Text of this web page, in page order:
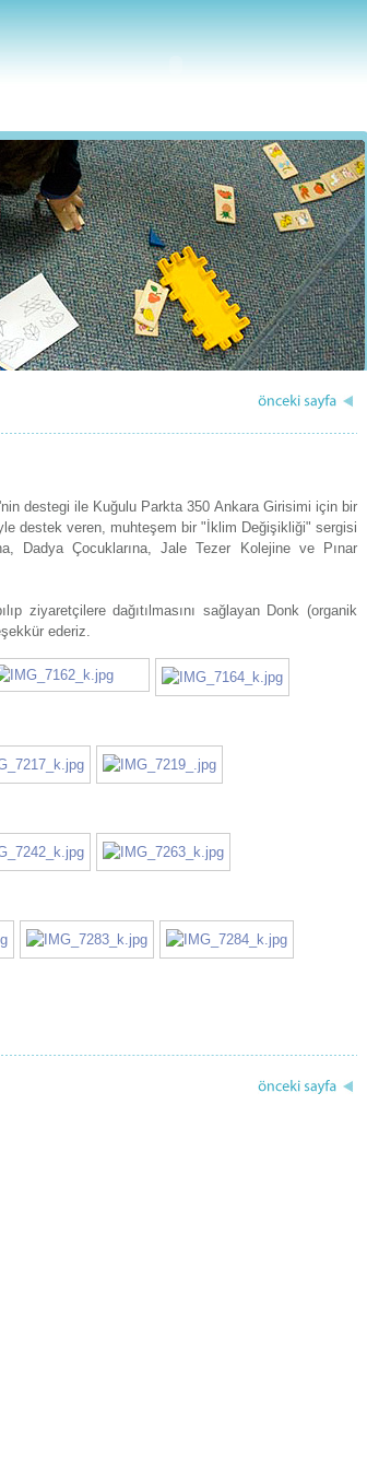
destegi ile Kuğulu Parkta 350 Ankara Girisimi için bir
destek veren, muhteşem bir "İklim Değişikliği" sergisi
Dadya Çocuklarına, Jale Tezer Kolejine ve Pınar
ziyaretçilere dağıtılmasını sağlayan Donk (organik
ederiz.